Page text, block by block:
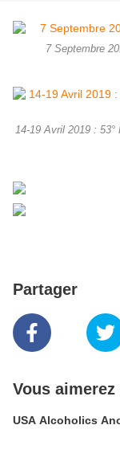
7 Septembre
14-19 Avril 2019 :
Partager
Vous aimerez
USA Alcoholics